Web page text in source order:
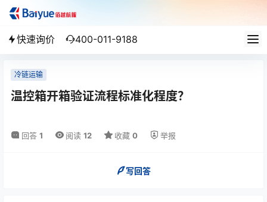
快速询价 400-011-9188
冷链运输
温控箱开箱验证流程标准化程度？
回答 1 阅读 12 收藏 0 举报
写回答